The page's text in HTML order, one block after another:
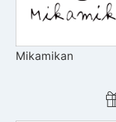
Mikamikan